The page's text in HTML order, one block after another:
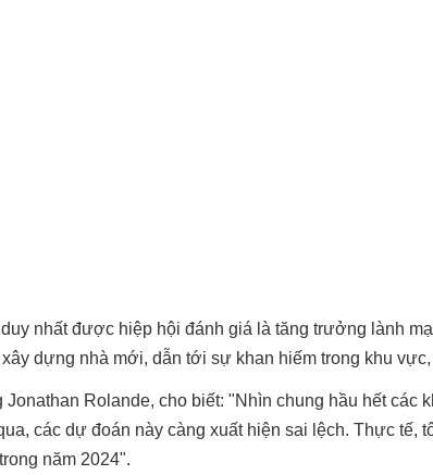
nhất được hiệp hội đánh giá là tăng trưởng lành
dựng nhà mới, dẫn tới sự khan hiếm trong khu
Rolande, cho biết: "Nhìn chung hầu hết các
các dự đoán này càng xuất hiện sai lệch. Thực tế,
năm 2024".